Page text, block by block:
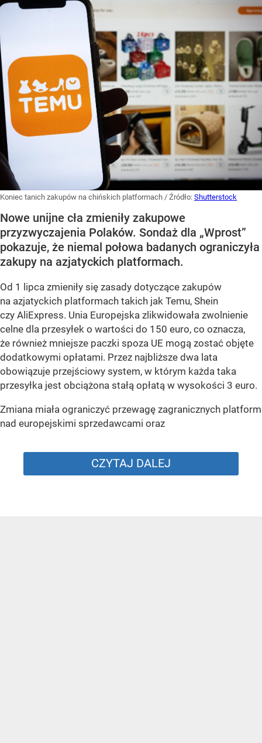
Koniec tanich zakupów na chińskich platformach / Źródło: Shutterstock
Nowe unijne cła zmieniły zakupowe
przyzwyczajenia Polaków. Sondaż dla „Wprost”
pokazuje, że niemal połowa badanych ograniczyła
zakupy na azjatyckich platformach.
Od 1 lipca zmieniły się zasady dotyczące zakupów
na azjatyckich platformach takich jak Temu, Shein
czy AliExpress. Unia Europejska zlikwidowała zwolnienie
celne dla przesyłek o wartości do 150 euro, co oznacza,
że również mniejsze paczki spoza UE mogą zostać objęte
dodatkowymi opłatami. Przez najbliższe dwa lata
obowiązuje przejściowy system, w którym każda taka
przesyłka jest obciążona stałą opłatą w wysokości 3 euro.
Zmiana miała ograniczyć przewagę zagranicznych platform
nad europejskimi sprzedawcami oraz
CZYTAJ DALEJ